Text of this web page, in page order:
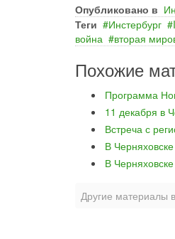
Опубликовано в
Теги
Инстербург
война
вторая
Похожие
Программа
11 декабря в
Встреча с
В
В
Другие материалы